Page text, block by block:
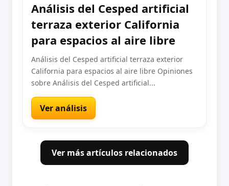
Análisis del Cesped artificial
terraza exterior California
para espacios al aire libre
Análisis del Cesped artificial terraza exterior
California para espacios al aire libre Opiniones
sobre Análisis del Cesped artificial...
Ver análisis
Ver más artículos relacionados